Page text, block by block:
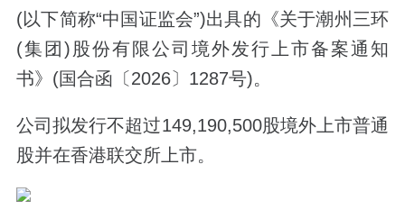
(以下简称“中国证监会”)出具的《关于潮州三环
(集团)股份有限公司境外发行上市备案通知
书》(国合函〔2026〕1287号)。
公司拟发行不超过149,190,500股境外上市普通
股并在香港联交所上市。